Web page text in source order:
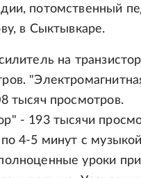
потомственный
в Сыктывкаре.
на
тысяч просмотров.
- 193 тысячи
4-5 минут с
уроки